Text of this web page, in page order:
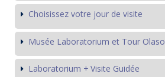
Choisissez votre jour de visite
Musée Laboratorium et Tour Olaso
Laboratorium + Visite Guidée